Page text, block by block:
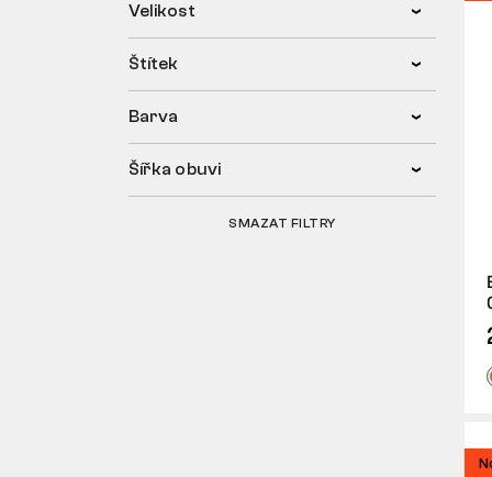
Velikost
Štítek
Barva
Šířka obuvi
SMAZAT FILTRY